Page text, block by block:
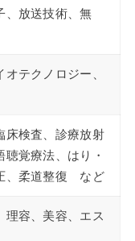
放送技術、無
テクノロジー、
床検査、診療放射
覚療法、はり・
、柔道整復 など
理容、美容、エス